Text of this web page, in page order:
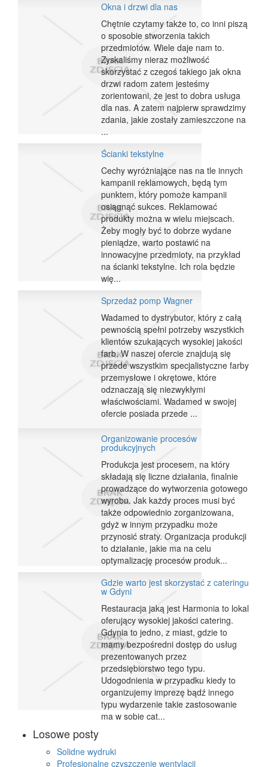
Okna i drzwi dla nas
Chętnie czytamy także to, co inni piszą
o sposobie stworzenia takich
przedmiotów. Wiele daje nam to.
Zyskaliśmy nieraz możliwość
skorzystać z czegoś takiego jak okna
drzwi radom zatem jesteśmy
zorientowani, że jest to dobra usługa
dla nas. A zatem najpierw sprawdzimy
zdania, jakie zostały zamieszczone na
...
Ścianki tekstylne
Cechy wyróżniające nas na tle innych
kampanii reklamowych, będą tym
punktem, który pomoże kampanii
osiągnąć sukces. Reklamować
produkty można w wielu miejscach.
Żeby mogły być to dobrze wydane
pieniądze, warto postawić na
innowacyjne przedmioty, na przykład
na ścianki tekstylne. Ich rola będzie
wię...
Sprzedaż pomp Wagner
Wadamed to dystrybutor, który z całą
pewnością spełni potrzeby wszystkich
klientów szukających wysokiej jakości
farb. W naszej ofercie znajdują się
przede wszystkim specjalistyczne farby
przemysłowe i okrętowe, które
odznaczają się niezwykłymi
właściwościami. Wadamed w swojej
ofercie posiada przede ...
Organizowanie procesów
produkcyjnych
Produkcja jest procesem, na który
składają się liczne działania, finalnie
prowadzące do wytworzenia gotowego
wyrobu. Jak każdy proces musi być
także odpowiednio zorganizowana,
gdyż w innym przypadku może
przynosić straty. Organizacja produkcji
to działanie, jakie ma na celu
optymalizację procesów produk...
Gdzie warto jest skorzystać z cateringu
w Gdyni
Restauracja jaką jest Harmonia to lokal
oferujący wysokiej jakości catering.
Gdynia to jedno, z miast, gdzie to
mamy bezpośredni dostęp do usług
prezentowanych przez
przedsiębiorstwo tego typu.
Udogodnienia w przypadku kiedy to
organizujemy imprezę bądź innego
typu wydarzenie takie zastosowanie
ma w sobie cat...
Losowe posty
Solidne wydruki
Profesjonalne czyszczenie wentylacji